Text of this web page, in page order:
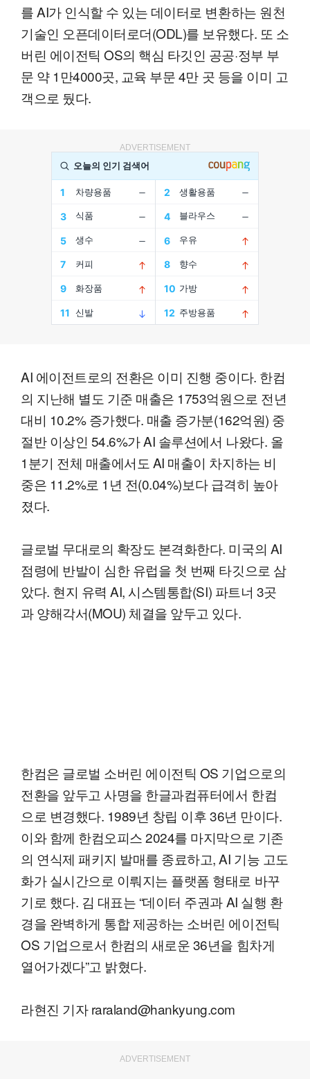
를 AI가 인식할 수 있는 데이터로 변환하는 원천
기술인 오픈데이터로더(ODL)를 보유했다. 또 소
버린 에이전틱 OS의 핵심 타깃인 공공·정부 부
문 약 1만4000곳, 교육 부문 4만 곳 등을 이미 고
객으로 뒀다.
ADVERTISEMENT
AI 에이전트로의 전환은 이미 진행 중이다. 한컴
의 지난해 별도 기준 매출은 1753억원으로 전년
대비 10.2% 증가했다. 매출 증가분(162억원) 중
절반 이상인 54.6%가 AI 솔루션에서 나왔다. 올
1분기 전체 매출에서도 AI 매출이 차지하는 비
중은 11.2%로 1년 전(0.04%)보다 급격히 높아
졌다.
글로벌 무대로의 확장도 본격화한다. 미국의 AI
점령에 반발이 심한 유럽을 첫 번째 타깃으로 삼
았다. 현지 유력 AI, 시스템통합(SI) 파트너 3곳
과 양해각서(MOU) 체결을 앞두고 있다.
한컴은 글로벌 소버린 에이전틱 OS 기업으로의
전환을 앞두고 사명을 한글과컴퓨터에서 한컴
으로 변경했다. 1989년 창립 이후 36년 만이다.
이와 함께 한컴오피스 2024를 마지막으로 기존
의 연식제 패키지 발매를 종료하고, AI 기능 고도
화가 실시간으로 이뤄지는 플랫폼 형태로 바꾸
기로 했다. 김 대표는 “데이터 주권과 AI 실행 환
경을 완벽하게 통합 제공하는 소버린 에이전틱
OS 기업으로서 한컴의 새로운 36년을 힘차게
열어가겠다”고 밝혔다.
라현진 기자 raraland@hankyung.com
ADVERTISEMENT